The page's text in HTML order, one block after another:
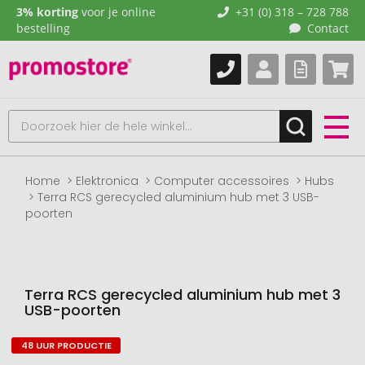
3% korting voor je online
bestelling
+31 (0) 318 – 728 788
Contact
Home Elektronica Computer accessoires
Hubs
Terra RCS gerecycled aluminium hub met 3 USB-
poorten
Terra RCS gerecycled aluminium hub met 3
USB-poorten
Naar
48 UUR PRODUCTIE